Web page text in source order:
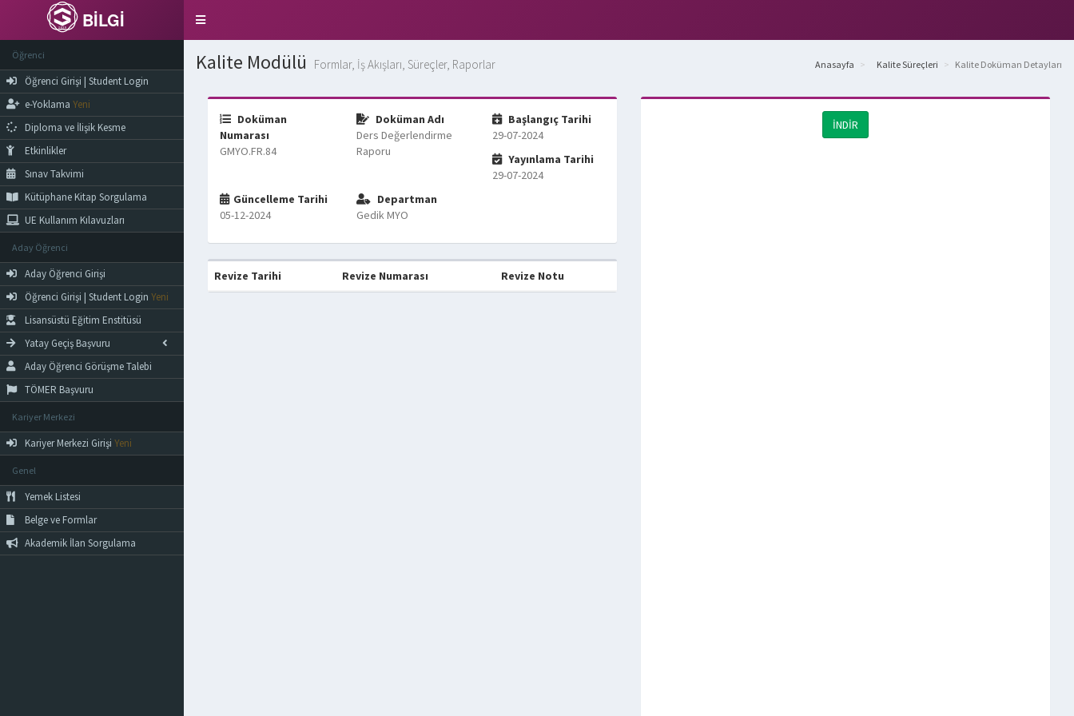
BİLGİ
Toggle
Öğrenci
Öğrenci Girişi | Student Login
e-Yoklama Yeni
Diploma ve İlişik Kesme
Etkinlikler
Sınav Takvimi
Kütüphane Kitap Sorgulama
UE Kullanım Kılavuzları
Aday Öğrenci
Aday Öğrenci Girişi
Öğrenci Girişi | Student Login Yeni
Lisansüstü Eğitim Enstitüsü
Yatay Geçiş Başvuru
Aday Öğrenci Görüşme Talebi
TÖMER Başvuru
Kariyer Merkezi
Kariyer Merkezi Girişi Yeni
Genel
Yemek Listesi
Belge ve Formlar
Akademik İlan Sorgulama
Kalite Modülü Formlar, İş Akışları, Süreçler, Raporlar Anasayfa Kalite Süreçleri Kalite Doküman Detayları
Doküman
Numarası
GMYO.FR.84
Doküman Adı
Ders Değerlendirme
Raporu
Başlangıç Tarihi
29-07-2024
Yayınlama Tarihi
29-07-2024
Güncelleme Tarihi
05-12-2024
Departman
Gedik MYO
Revize Tarihi Revize Numarası Revize Notu
İNDİR